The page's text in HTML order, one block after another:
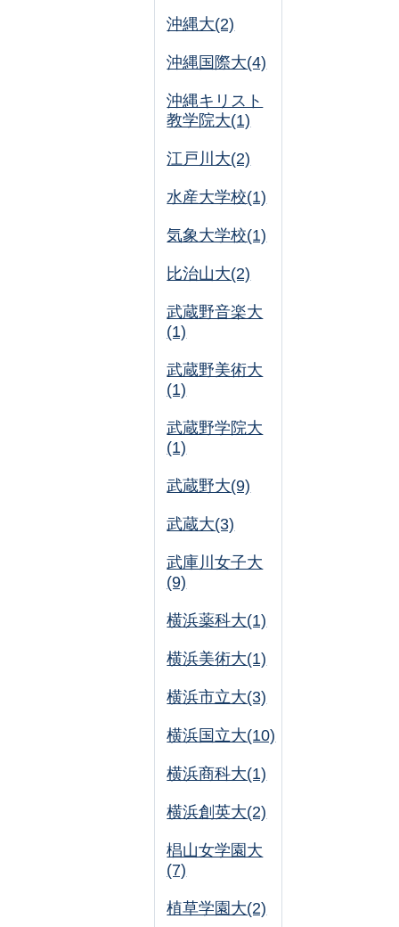
沖縄大(2)
沖縄国際大(4)
沖縄キリスト
教学院大(1)
江戸川大(2)
水産大学校(1)
気象大学校(1)
比治山大(2)
武蔵野音楽大
(1)
武蔵野美術大
(1)
武蔵野学院大
(1)
武蔵野大(9)
武蔵大(3)
武庫川女子大
(9)
横浜薬科大(1)
横浜美術大(1)
横浜市立大(3)
横浜国立大(10)
横浜商科大(1)
横浜創英大(2)
椙山女学園大
(7)
植草学園大(2)